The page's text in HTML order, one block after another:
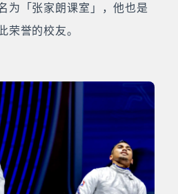
为「张家朗课室」，他也是
荣誉的校友。